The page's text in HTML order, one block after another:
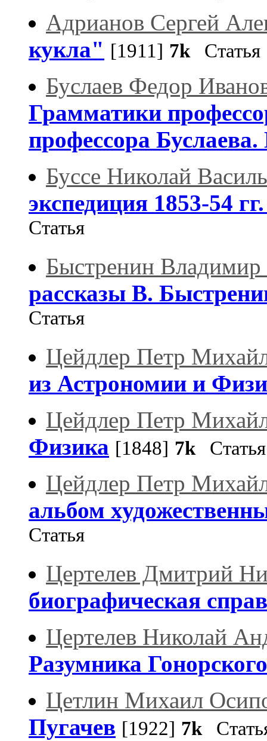
Адрианов Сергей
кукла" [1911] 7kСтатья
Буслаев Федор
Грамматики
профессора
Буссе Николай
экспедиция 1853-54
Статья
Быстренин
рассказы В.
Статья
Цейдлер Петр
из Астрономии и
Цейдлер Петр
Физика [1848] 7kСтатья
Цейдлер Петр
альбом
Статья
Цертелев Дмитрий
биографическая
Цертелев Николай
Разумника
Цетлин Михаил
Пугачев [1922] 7k